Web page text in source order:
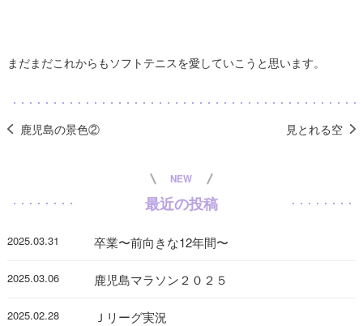
まだまだこれからもソフトテニスを愛していこうと思います。
鹿児島の景色② 見とれる空
NEW
最近の投稿
2025.03.31 卒業〜前向きな12年間〜
2025.03.06 鹿児島マラソン２０２５
2025.02.28 Ｊリーグ実況